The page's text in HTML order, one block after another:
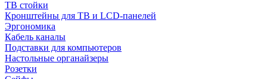
ТВ стойки
Кронштейны для ТВ и LCD-панелей
Эргономика
Кабель каналы
Подставки для компьютеров
Настольные органайзеры
Розетки